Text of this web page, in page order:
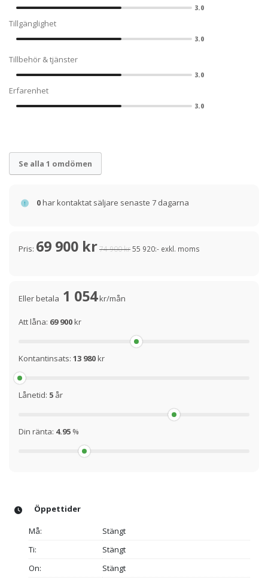
3.0
Tillgänglighet
3.0
Tillbehör & tjänster
3.0
Erfarenhet
3.0
Se alla 1 omdömen
0har kontaktat säljare senaste 7 dagarna
Pris: 69 900 kr74 900 kr55 920:- exkl. moms
Eller betala 1 054kr/mån
Att låna: 69 900kr
Kontantinsats: 13 980kr
Lånetid: 5 år
Din ränta: 4.95 %
Öppettider
Må:
Stängt
Ti:
Stängt
On:
Stängt